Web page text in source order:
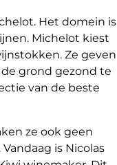
Het domein is
Michelot kiest
Ze geven
grond gezond te
van de beste
ze ook geen
is Nicolas